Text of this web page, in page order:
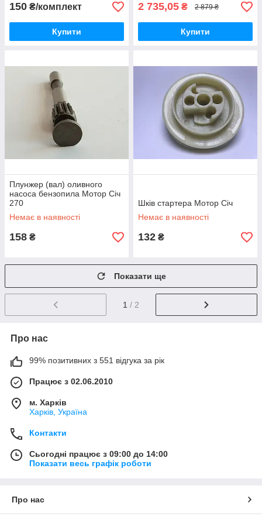
150 ₴/комплект
Купити
2 735,05 ₴ 2 879 ₴
Купити
Плунжер (вал) оливного
насоса бензопила Мотор Січ
270
Немає в наявності
158 ₴
Шків стартера Мотор Січ
Немає в наявності
132 ₴
Показати ще
1 / 2
Про нас
99% позитивних з 551 відгука за рік
Працює з 02.06.2010
м. Харків
Харків, Україна
Контакти
Сьогодні працює з 09:00 до 14:00
Показати весь графік роботи
Про нас